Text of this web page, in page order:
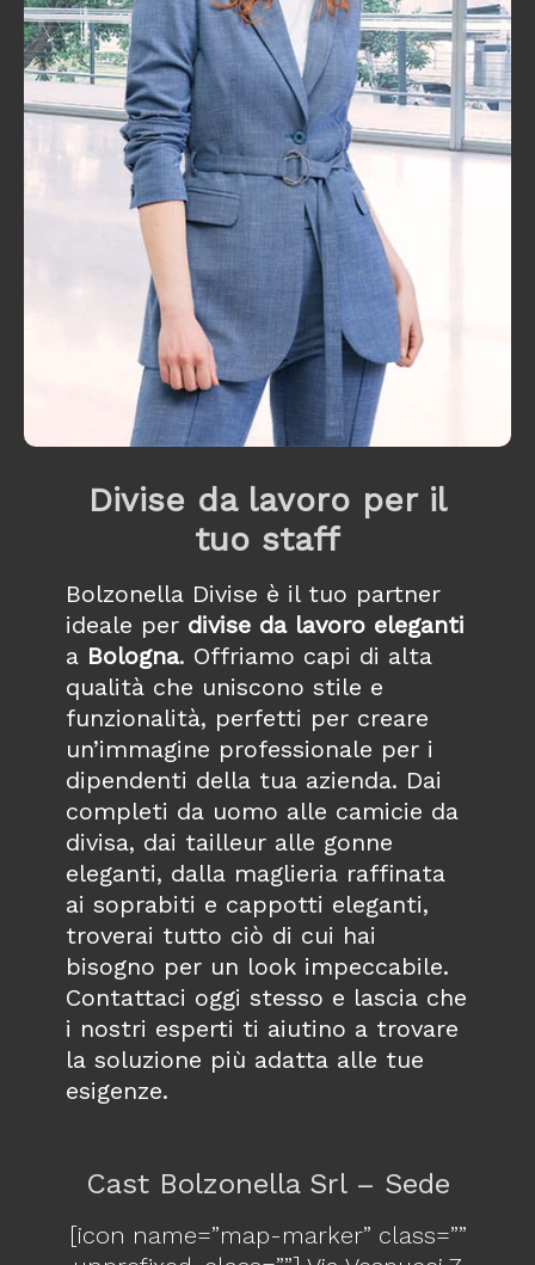
Divise da lavoro per il
tuo staff
Bolzonella Divise è il tuo partner
ideale per divise da lavoro eleganti
a Bologna. Offriamo capi di alta
qualità che uniscono stile e
funzionalità, perfetti per creare
un’immagine professionale per i
dipendenti della tua azienda. Dai
completi da uomo alle camicie da
divisa, dai tailleur alle gonne
eleganti, dalla maglieria raffinata
ai soprabiti e cappotti eleganti,
troverai tutto ciò di cui hai
bisogno per un look impeccabile.
Contattaci oggi stesso e lascia che
i nostri esperti ti aiutino a trovare
la soluzione più adatta alle tue
esigenze.
Cast Bolzonella Srl – Sede
[icon name=”map-marker” class=””